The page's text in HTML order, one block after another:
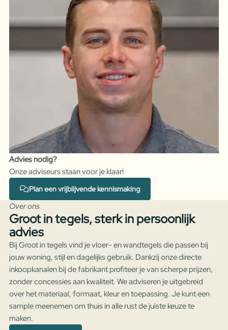
Advies nodig?
Onze adviseurs staan voor je klaar!
Plan een vrijblijvende kennismaking
Over ons
Groot in tegels, sterk in persoonlijk
advies
Bij Groot in tegels vind je vloer- en wandtegels die passen bij
jouw woning, stijl en dagelijks gebruik. Dankzij onze directe
inkoopkanalen bij de fabrikant profiteer je van scherpe prijzen,
zonder concessies aan kwaliteit. We adviseren je uitgebreid
over het materiaal, formaat, kleur en toepassing. Je kunt een
sample meenemen om thuis in alle rust de juiste keuze te
maken.